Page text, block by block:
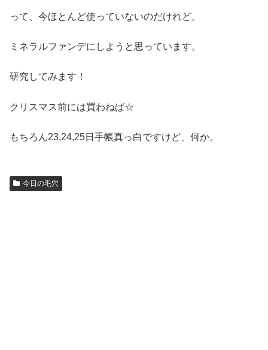
って、今ほとんど使っていないのだけれど。
ミネラルファンデにしようと思っています。
研究してみます！
クリスマス前には買わねば☆
もちろん23,24,25日手帳真っ白ですけど、何か。
今日の毛穴